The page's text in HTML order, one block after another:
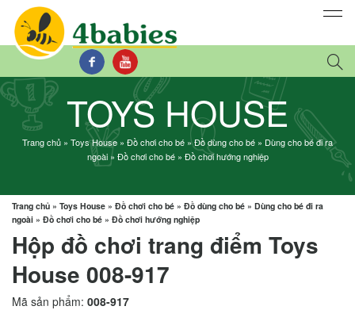
TOYS HOUSE
Trang chủ » Toys House» Đồ chơi cho bé »Đồ dùng cho bé » Dùng cho bé đi ra
ngoài» Đồ chơi cho bé» Đồ chơi hướng nghiệp
Trang chủ » Toys House » Đồ chơi cho bé » Đồ dùng cho bé » Dùng cho bé đi ra
ngoài » Đồ chơi cho bé » Đồ chơi hướng nghiệp
Hộp đồ chơi trang điểm Toys
House 008-917
Mã sản phẩm: 008-917